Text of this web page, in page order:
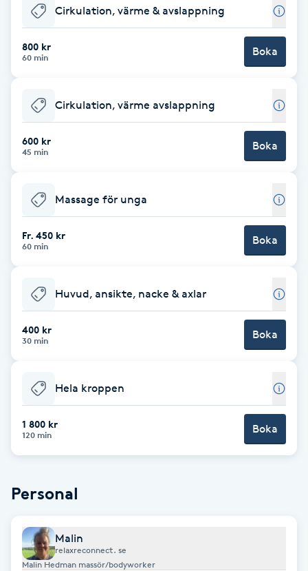
Babylights
Balayage
Bambumassage
Barber
Barnklippning
BIAB
Bottenfärg
Brynformning
Brynplockning
Bröllopsuppsättning
Celluliter
Coachning
Cirkulation, värme & avslappning
800 kr
60 min Boka
Cirkulation, värme avslappning
600 kr
45 min Boka
Massage för unga
Fr. 450 kr
60 min Boka
Huvud, ansikte, nacke & axlar
400 kr
30 min Boka
Hela kroppen
1 800 kr
120 min Boka
Personal
Malin
relaxreconnect. se
Malin Hedman massör/bodyworker